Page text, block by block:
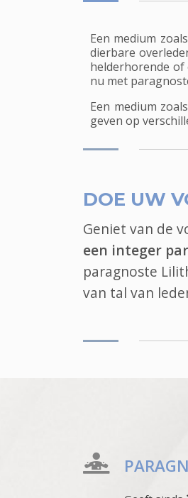
Een medium
dierbare
helderhorende of
nu met
Een medium
geven op
DOE UW
Geniet van de
een integer
paragnoste
van tal van